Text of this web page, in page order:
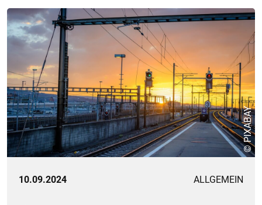
© PIXABAY
10.09.2024 ALLGEMEIN